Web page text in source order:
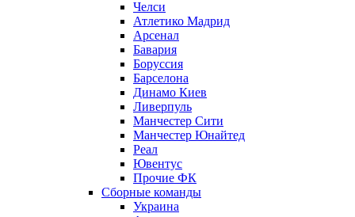
Челси
Атлетико Мадрид
Арсенал
Бавария
Боруссия
Барселона
Динамо Киев
Ливерпуль
Манчестер Сити
Манчестер Юнайтед
Реал
Ювентус
Прочие ФК
Сборные команды
Украина